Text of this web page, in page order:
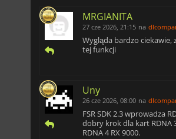
MRGIANITA
27 cze 2026, 21:15 na
Wygląda bardzo ciekawie,
tej funkcji
Uny
26 cze 2026, 08:00 na
FSR SDK 2.3 wprowadza
dobry krok dla kart RDNA
RDNA 4 RX 9000.